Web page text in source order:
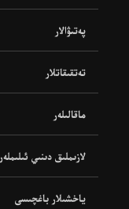
پەتىۋالار
تەتقىقاتلار
ماقالىلەر
لازىملىق دىنىي ئىلىملەر
ياخشىلار باغچىسى